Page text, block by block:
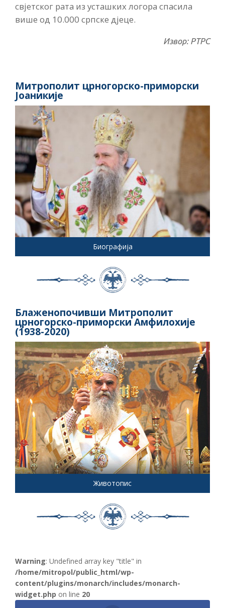
свјетског рата из усташких логора спасила
више од 10.000 српске дјеце.
Извор: РТРС
Митрополит црногорско-приморски
Јоаникије
Биографија
Блаженопочивши Митрополит
црногорско-приморски Амфилохије
(1938-2020)
Животопис
Warning: Undefined array key "title" in
/home/mitropol/public_html/wp-
content/plugins/monarch/includes/monarch-
widget.php on line 20